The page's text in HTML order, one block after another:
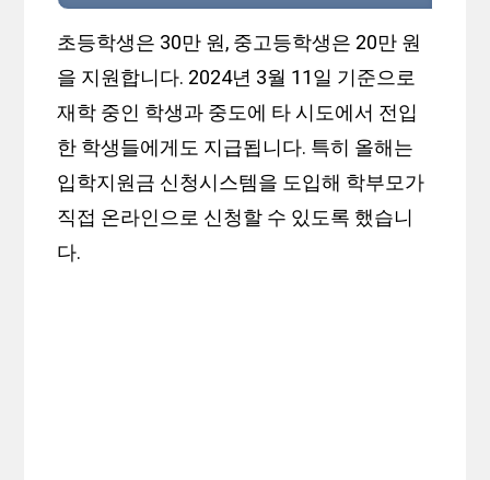
초등학생은 30만 원, 중고등학생은 20만 원
을 지원합니다. 2024년 3월 11일 기준으로
재학 중인 학생과 중도에 타 시도에서 전입
한 학생들에게도 지급됩니다. 특히 올해는
입학지원금 신청시스템을 도입해 학부모가
직접 온라인으로 신청할 수 있도록 했습니
다.